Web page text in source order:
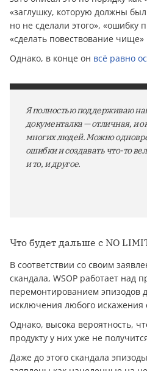
«заглушку, которую должны
но не сделали этого», «ошибку
«сделать повествование чище»
Однако, в конце он всё равно
Я полностью поддерживаю
документалка — отличная, и
многих людей. Можно
ошибки и создавать что-то
и то, и другое.
Что будет дальше с NO
В соответствии со своим
скандала, WSOP работает над
перемонтированием эпизодов
исключения любого искажения
Однако, высока вероятность,
продукту у них уже не
Даже до этого скандала